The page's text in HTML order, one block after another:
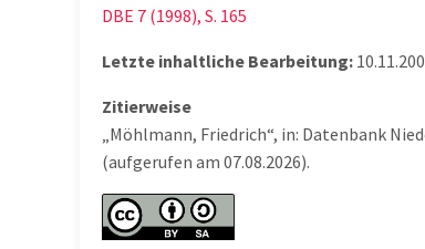
DBE 7 (1998), S. 165
Letzte inhaltliche Bearbeitung:
Zitierweise
„Möhlmann, Friedrich“, in: Datenbank
(aufgerufen am 07.08.2026).